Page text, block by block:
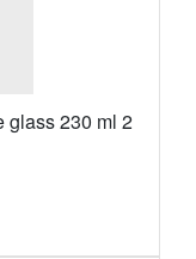
glass 230 ml 2